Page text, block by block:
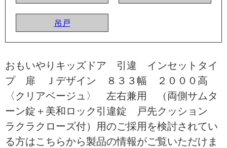
吊戸
おもいやりキッズドア 引違 インセットタイ
プ 扉 Ｊデザイン ８３３幅 ２０００高
〈クリアベージュ〉 左右兼用 （両側サムタ
ーン錠＋美和ロック引違錠 戸先クッション
ラクラクローズ付）用のご採用を検討されてい
る方はこちらから製品の情報がご覧いただけま